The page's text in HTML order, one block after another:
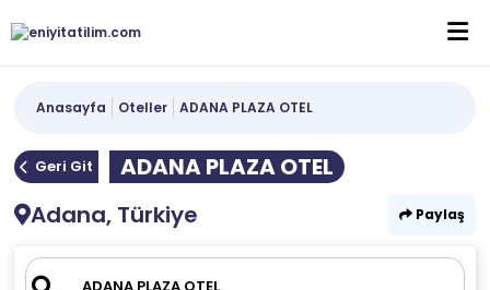
Anasayfa Oteller ADANA PLAZA OTEL
Geri Git
ADANA PLAZA OTEL
Adana, Türkiye
Paylaş